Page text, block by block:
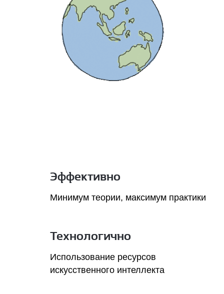
Эффективно
Минимум теории, максимум практики
Технологично
Использование ресурсов
искусственного интеллекта